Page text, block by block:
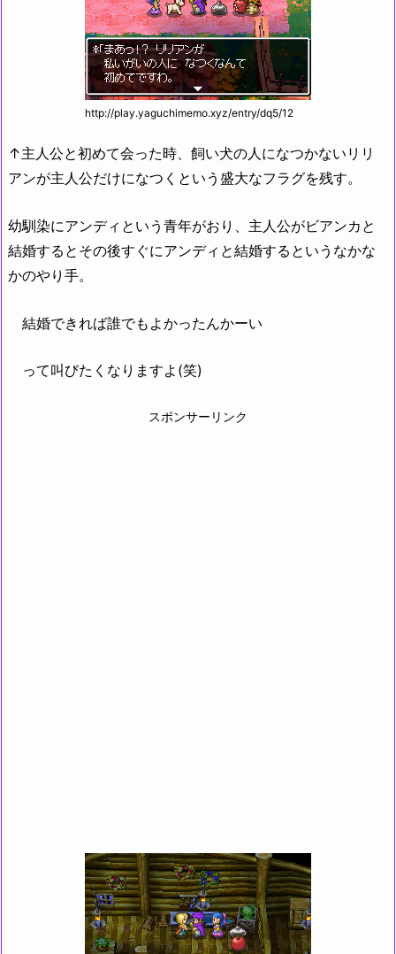
http://play.yaguchimemo.xyz/entry/dq5/12
↑主人公と初めて会った時、飼い犬の人になつかないリリ
アンが主人公だけになつくという盛大なフラグを残す。
幼馴染にアンディという青年がおり、主人公がビアンカと
結婚するとその後すぐにアンディと結婚するというなかな
かのやり手。
結婚できれば誰でもよかったんかーい
って叫びたくなりますよ(笑)
スポンサーリンク